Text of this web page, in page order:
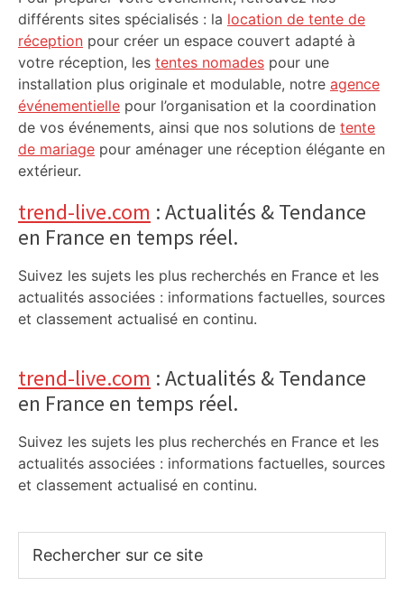
différents sites spécialisés : la location de tente de
réception pour créer un espace couvert adapté à
votre réception, les tentes nomades pour une
installation plus originale et modulable, notre agence
événementielle pour l’organisation et la coordination
de vos événements, ainsi que nos solutions de tente
de mariage pour aménager une réception élégante en
extérieur.
trend-live.com : Actualités & Tendance
en France en temps réel.
Suivez les sujets les plus recherchés en France et les
actualités associées : informations factuelles, sources
et classement actualisé en continu.
trend-live.com : Actualités & Tendance
en France en temps réel.
Suivez les sujets les plus recherchés en France et les
actualités associées : informations factuelles, sources
et classement actualisé en continu.
sur